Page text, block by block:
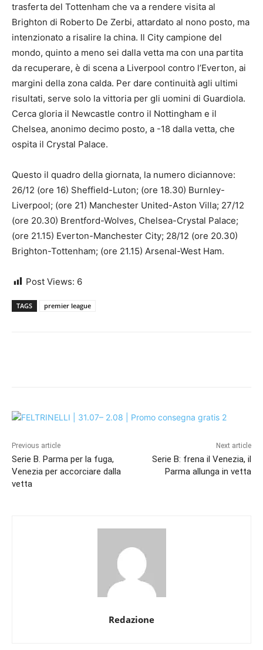
trasferta del Tottenham che va a rendere visita al
Brighton di Roberto De Zerbi, attardato al nono posto, ma
intenzionato a risalire la china. Il City campione del
mondo, quinto a meno sei dalla vetta ma con una partita
da recuperare, è di scena a Liverpool contro l’Everton, ai
margini della zona calda. Per dare continuità agli ultimi
risultati, serve solo la vittoria per gli uomini di Guardiola.
Cerca gloria il Newcastle contro il Nottingham e il
Chelsea, anonimo decimo posto, a -18 dalla vetta, che
ospita il Crystal Palace.
Questo il quadro della giornata, la numero diciannove:
26/12 (ore 16) Sheffield-Luton; (ore 18.30) Burnley-
Liverpool; (ore 21) Manchester United-Aston Villa; 27/12
(ore 20.30) Brentford-Wolves, Chelsea-Crystal Palace;
(ore 21.15) Everton-Manchester City; 28/12 (ore 20.30)
Brighton-Tottenham; (ore 21.15) Arsenal-West Ham.
Post Views: 6
TAGS premier league
Previous article
Serie B. Parma per la fuga,
Venezia per accorciare dalla
vetta
Next article
Serie B: frena il Venezia, il
Parma allunga in vetta
Redazione